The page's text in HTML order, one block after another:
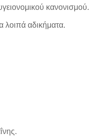
κανονισμού.
λοιπά αδικήματα.